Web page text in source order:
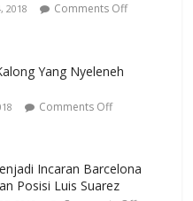
2018 Comments Off
Yang Nyeleneh
Comments Off
Incaran Barcelona
Posisi Luis Suarez